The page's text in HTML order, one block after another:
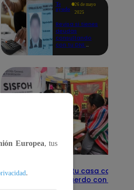
Te
ayudo
26 de mayo
2025
Revisa si tienes
deudas
consultando
con tu DNI:
detalles
Revisa con tu DNI si tu casa califica
como pobre, de acuerdo con el Sisfoh
Europea, tus
.